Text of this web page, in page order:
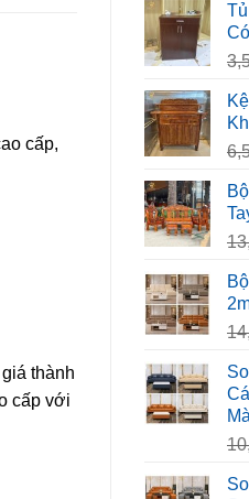
cấp,
thành
cấp với